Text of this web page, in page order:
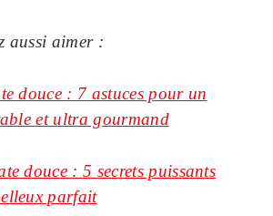
aussi aimer :
douce : 7 astuces pour un
et ultra gourmand
douce : 5 secrets puissants
parfait